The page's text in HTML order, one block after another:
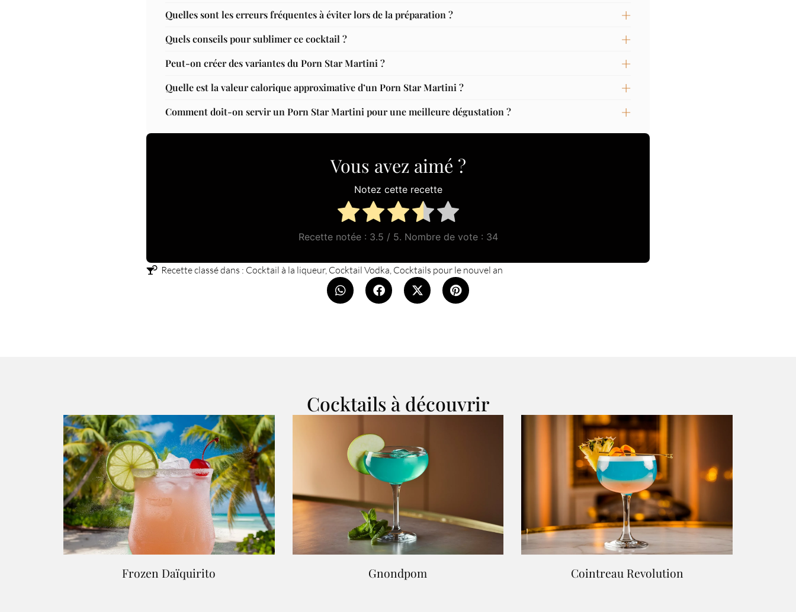
Quelles sont les erreurs fréquentes à éviter lors de la préparation ?
Quels conseils pour sublimer ce cocktail ?
Peut-on créer des variantes du Porn Star Martini ?
Quelle est la valeur calorique approximative d’un Porn Star Martini ?
Comment doit-on servir un Porn Star Martini pour une meilleure dégustation ?
Vous avez aimé ?
Notez cette recette
Recette notée : 3.5 / 5. Nombre de vote : 34
Recette classé dans : Cocktail à la liqueur, Cocktail Vodka, Cocktails pour le nouvel an
Cocktails à découvrir
Frozen Daïquirito Gnondpom Cointreau Revolution